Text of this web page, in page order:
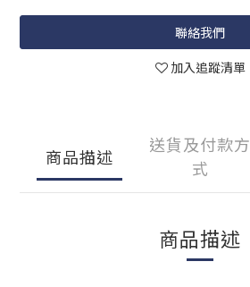
聯絡我們
加入追蹤清單
商品描述
送貨及付款方
式
商品描述